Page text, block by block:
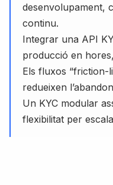
desenvolupament,
continu.
Integrar una API
producció en
Els fluxos “friction-
redueixen
Un KYC modular
flexibilitat per